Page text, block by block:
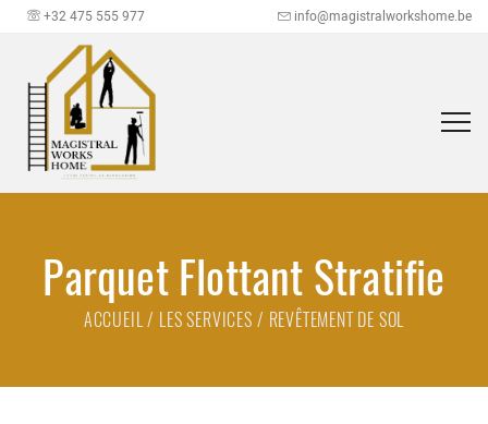
+32 475 555 977 info@magistralworkshome.be
Parquet Flottant Stratifie
ACCUEIL / LES SERVICES / REVÊTEMENT DE SOL